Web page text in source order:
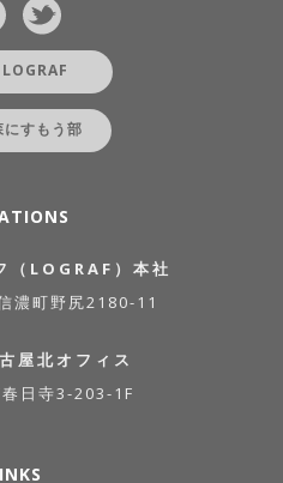
にすもう部
（LOGRAF）本社
濃町野尻2180-11
屋北オフィス
日寺3-203-1F